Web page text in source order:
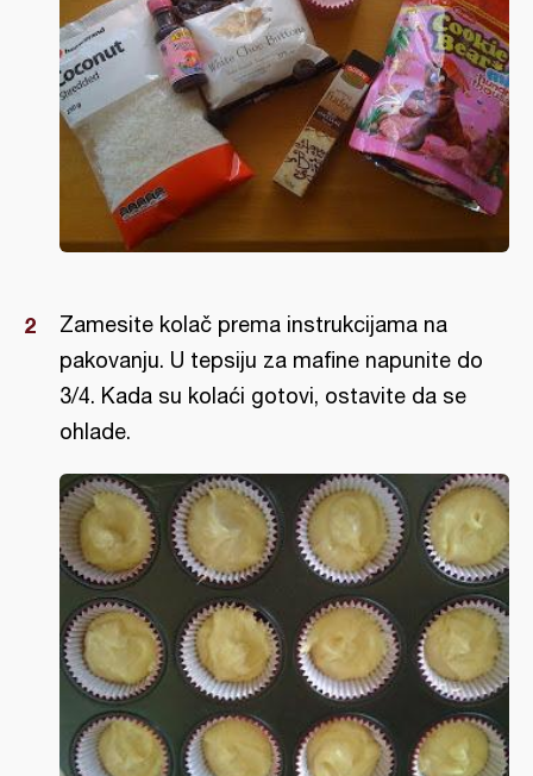
Zamesite kolač prema instrukcijama na
pakovanju. U tepsiju za mafine napunite do
3/4. Kada su kolaći gotovi, ostavite da se
ohlade.